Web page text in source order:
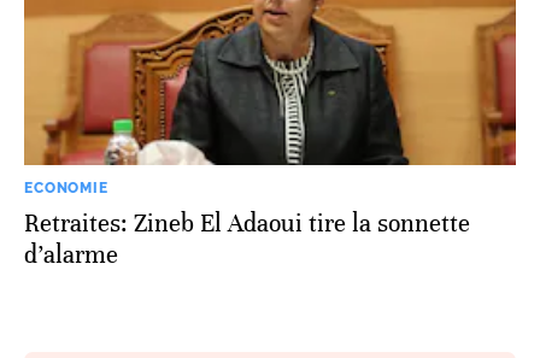
ECONOMIE
Retraites: Zineb El Adaoui tire la sonnette
d’alarme